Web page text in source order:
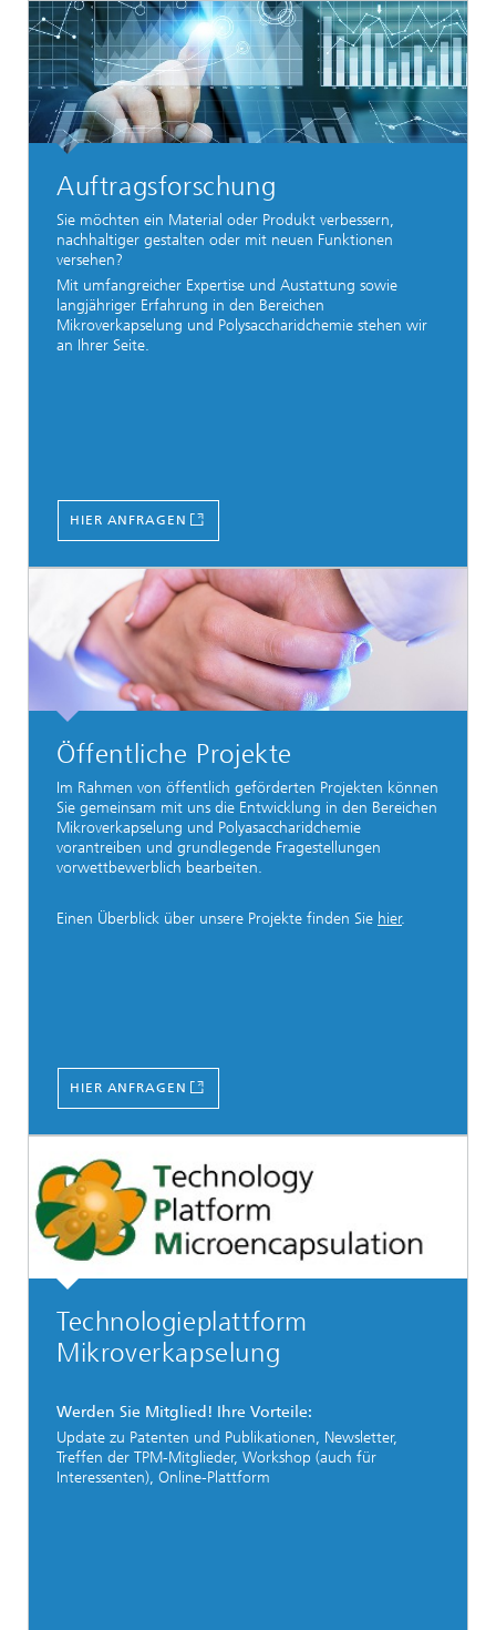
Auftragsforschung
Sie möchten ein Material oder Produkt verbessern,
nachhaltiger gestalten oder mit neuen Funktionen
versehen?
Mit umfangreicher Expertise und Austattung sowie
langjähriger Erfahrung in den Bereichen
Mikroverkapselung und Polysaccharidchemie stehen wir
an Ihrer Seite.
HIER ANFRAGEN
Öffentliche Projekte
Im Rahmen von öffentlich geförderten Projekten können
Sie gemeinsam mit uns die Entwicklung in den Bereichen
Mikroverkapselung und Polyasaccharidchemie
vorantreiben und grundlegende Fragestellungen
vorwettbewerblich bearbeiten.
Einen Überblick über unsere Projekte finden Sie hier.
HIER ANFRAGEN
Technologieplattform
Mikroverkapselung
Werden Sie Mitglied! Ihre Vorteile:
Update zu Patenten und Publikationen, Newsletter,
Treffen der TPM-Mitglieder, Workshop (auch für
Interessenten), Online-Plattform